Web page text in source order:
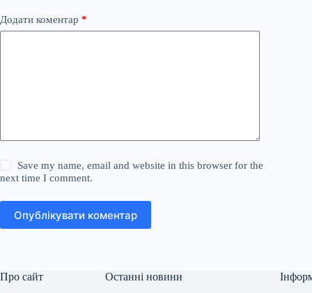
Додати коментар *
Save my name, email and website in this browser for the
next time I comment.
Опублікувати коментар
Про сайт Останні новини